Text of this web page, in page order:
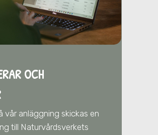
OCH
vår anläggning skickas en
till Naturvårdsverkets